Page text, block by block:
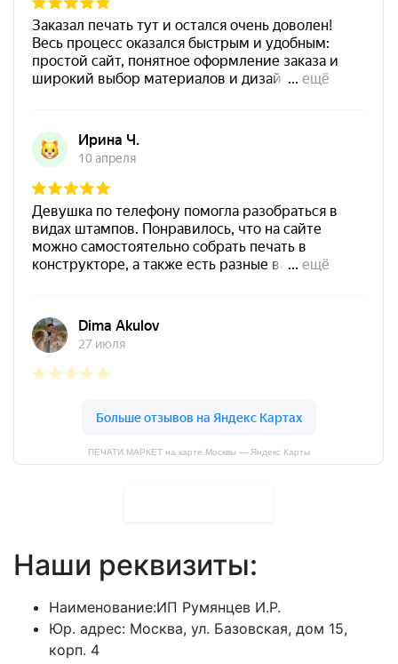
ПЕЧАТИ.МАРКЕТ на карте Москвы — Яндекс Карты
Наши реквизиты:
Наименование:ИП Румянцев И.Р.
Юр. адрес: Москва, ул. Базовская, дом 15,
корп. 4